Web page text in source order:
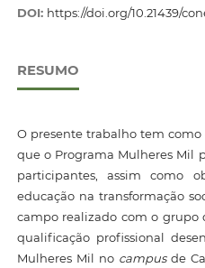
DOI: https://doi.org/10.21439/
RESUMO
O presente trabalho tem
que o Programa Mulheres Mil
participantes, assim como
educação na transformação
campo realizado com o grupo
qualificação profissional
Mulheres Mil no campusde